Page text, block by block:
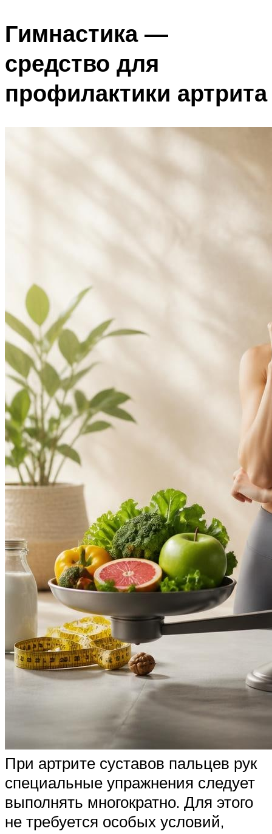
Гимнастика —
средство для
профилактики артрита
При артрите суставов пальцев рук
специальные упражнения следует
выполнять многократно. Для этого
не требуется особых условий,